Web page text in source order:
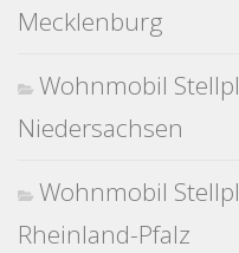
Mecklenburg
Wohnmobil
Niedersachsen
Wohnmobil
Rheinland-Pfalz